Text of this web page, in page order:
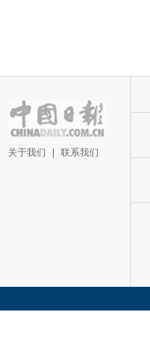
关于我们 联系我们